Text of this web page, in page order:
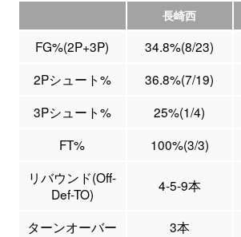
長崎西
FG%(2P+3P) 34.8%(8/23)
2Pシュート%
36.8%(7/19)
3Pシュート%
25%(1/4)
FT%
100%(3/3)
リバウンド(Off-
Def-TO)
4-5-9本
ターンオーバー 3本